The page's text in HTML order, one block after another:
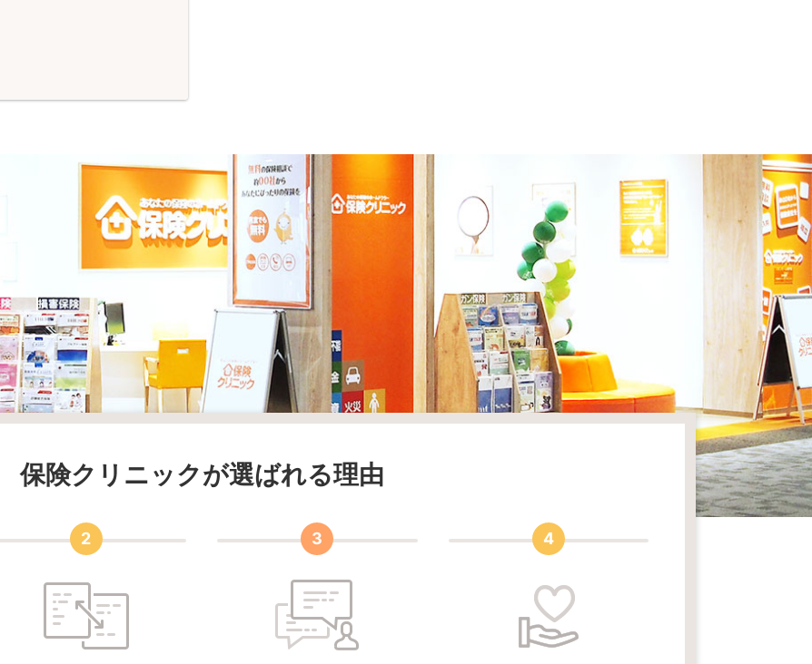
保険クリニックが選ばれる理由